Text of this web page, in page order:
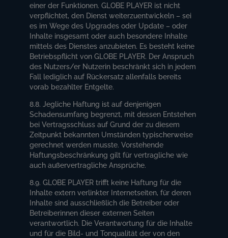
einer der Funktionen. GLOBE PLAYER ist nicht
verpflichtet, den Dienst weiterzuentwickeln – sei
es im Wege des Upgrades oder Update – oder
Inhalte insgesamt oder auch besondere Inhalte
mittels des Dienstes anzubieten. Es besteht keine
Betriebspflicht von GLOBE PLAYER. Der Anspruch
des Nutzers/er Nutzerin beschränkt sich in jedem
Fall lediglich auf Rückersatz allenfalls bereits
vorab bezahlter Entgelte.
8.8. Jegliche Haftung ist auf denjenigen
Schadensumfang begrenzt, mit dessen Entstehen
bei Vertragsschluss auf Grund der zu diesem
Zeitpunkt bekannten Umständen typischerweise
gerechnet werden musste. Vorstehende
Haftungsbeschränkung gilt für vertragliche wie
auch außervertragliche Ansprüche.
8.9. GLOBE PLAYER trifft keine Haftung für die
Inhalte extern verlinkter Internetseiten, für deren
Inhalte sind ausschließlich die Betreiber oder
Betreiberinnen dieser externen Seiten
verantwortlich. Die Verantwortung für die Inhalte
und für die Bild- und Tonqualität der von den